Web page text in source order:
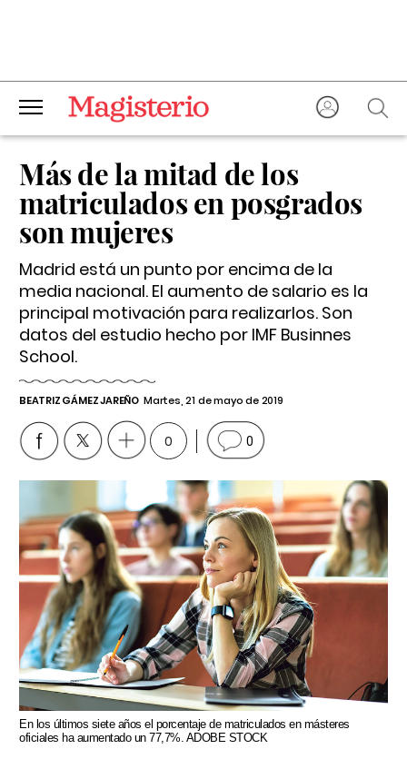
Más de la mitad de los
matriculados en posgrados
son mujeres
Madrid está un punto por encima de la
media nacional. El aumento de salario es la
principal motivación para realizarlos. Son
datos del estudio hecho por IMF Businnes
School.
BEATRIZ GÁMEZ JAREÑO Martes, 21 de mayo de 2019
0 0
En los últimos siete años el porcentaje de matriculados en másteres
oficiales ha aumentado un 77,7%. ADOBE STOCK